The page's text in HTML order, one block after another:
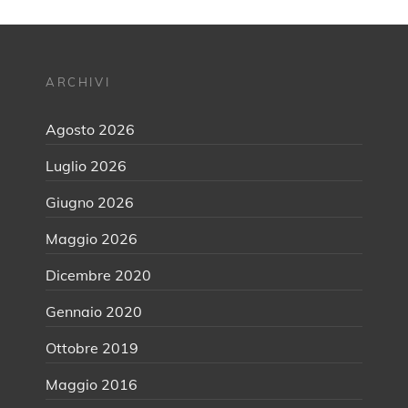
ARCHIVI
Agosto 2026
Luglio 2026
Giugno 2026
Maggio 2026
Dicembre 2020
Gennaio 2020
Ottobre 2019
Maggio 2016